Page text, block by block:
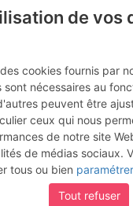
-
22 avril 2017
Alpes Luberon -
de vos
cookies fournis par
sont nécessaires au
peuvent être
ceux qui nous
de notre site
de médias sociaux.
tous ou bien
Tout refuser